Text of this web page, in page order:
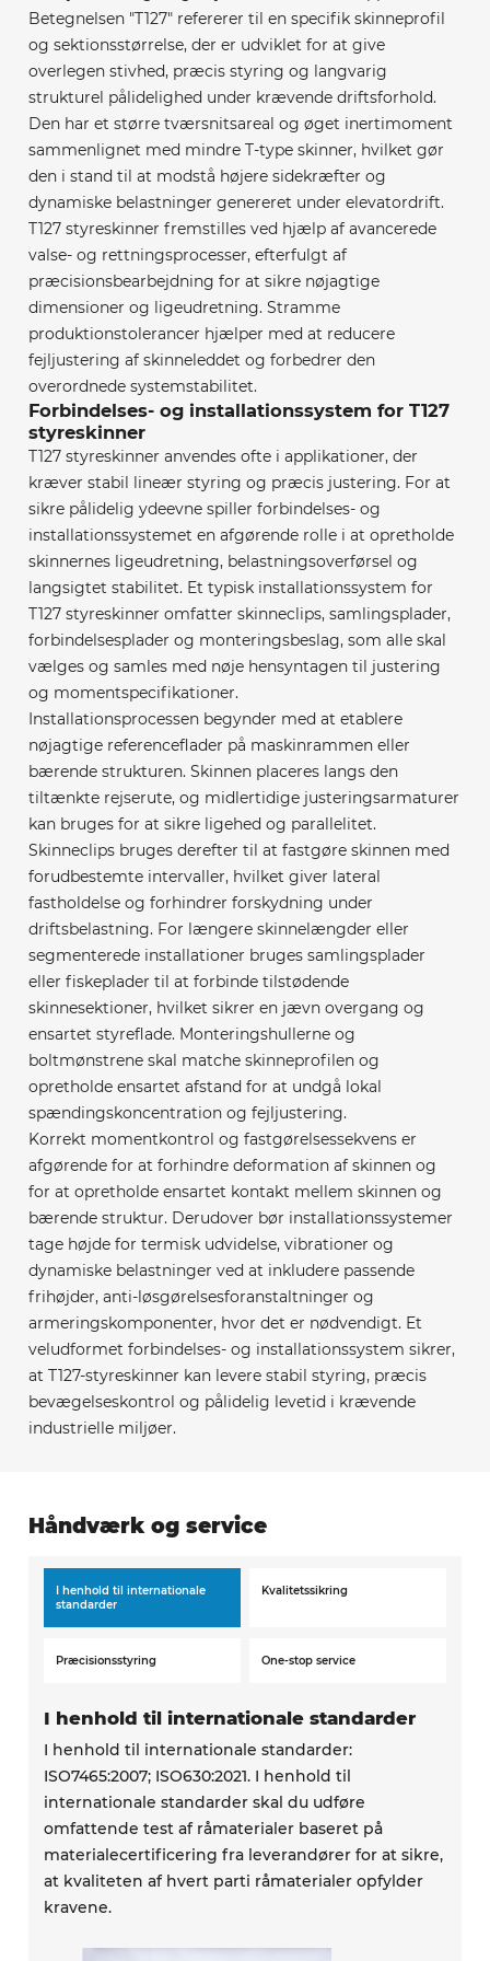
Betegnelsen "T127" refererer til en specifik skinneprofil
og sektionsstørrelse, der er udviklet for at give
overlegen stivhed, præcis styring og langvarig
strukturel pålidelighed under krævende driftsforhold.
Den har et større tværsnitsareal og øget inertimoment
sammenlignet med mindre T-type skinner, hvilket gør
den i stand til at modstå højere sidekræfter og
dynamiske belastninger genereret under elevatordrift.
T127 styreskinner fremstilles ved hjælp af avancerede
valse- og rettningsprocesser, efterfulgt af
præcisionsbearbejdning for at sikre nøjagtige
dimensioner og ligeudretning. Stramme
produktionstolerancer hjælper med at reducere
fejljustering af skinneleddet og forbedrer den
overordnede systemstabilitet.
Forbindelses- og installationssystem for T127
styreskinner
T127 styreskinner anvendes ofte i applikationer, der
kræver stabil lineær styring og præcis justering. For at
sikre pålidelig ydeevne spiller forbindelses- og
installationssystemet en afgørende rolle i at opretholde
skinnernes ligeudretning, belastningsoverførsel og
langsigtet stabilitet. Et typisk installationssystem for
T127 styreskinner omfatter skinneclips, samlingsplader,
forbindelsesplader og monteringsbeslag, som alle skal
vælges og samles med nøje hensyntagen til justering
og momentspecifikationer.
Installationsprocessen begynder med at etablere
nøjagtige referenceflader på maskinrammen eller
bærende strukturen. Skinnen placeres langs den
tiltænkte rejserute, og midlertidige justeringsarmaturer
kan bruges for at sikre ligehed og parallelitet.
Skinneclips bruges derefter til at fastgøre skinnen med
forudbestemte intervaller, hvilket giver lateral
fastholdelse og forhindrer forskydning under
driftsbelastning. For længere skinnelængder eller
segmenterede installationer bruges samlingsplader
eller fiskeplader til at forbinde tilstødende
skinnesektioner, hvilket sikrer en jævn overgang og
ensartet styreflade. Monteringshullerne og
boltmønstrene skal matche skinneprofilen og
opretholde ensartet afstand for at undgå lokal
spændingskoncentration og fejljustering.
Korrekt momentkontrol og fastgørelsessekvens er
afgørende for at forhindre deformation af skinnen og
for at opretholde ensartet kontakt mellem skinnen og
bærende struktur. Derudover bør installationssystemer
tage højde for termisk udvidelse, vibrationer og
dynamiske belastninger ved at inkludere passende
frihøjder, anti-løsgørelsesforanstaltninger og
armeringskomponenter, hvor det er nødvendigt. Et
veludformet forbindelses- og installationssystem sikrer,
at T127-styreskinner kan levere stabil styring, præcis
bevægelseskontrol og pålidelig levetid i krævende
industrielle miljøer.
Håndværk og service
I henhold til internationale
standarder
Kvalitetssikring
Præcisionsstyring One-stop service
I henhold til internationale standarder
I henhold til internationale standarder:
ISO7465:2007; ISO630:2021. I henhold til
internationale standarder skal du udføre
omfattende test af råmaterialer baseret på
materialecertificering fra leverandører for at sikre,
at kvaliteten af hvert parti råmaterialer opfylder
kravene.